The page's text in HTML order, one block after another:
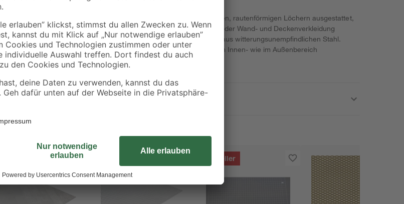
Dieses Streckmetall der Marke Alfer ist mit kleinen, rautenförmigen Löchern ausgestattet,
durch welche das Blech optimal als Putzträger oder Wand- und Deckenverkleidung
eingesetzt werden kann. Gefertigt ist das Gitter aus witterungsunempfindlichen Stahl.
Dadurch ist die Verwendung des Werkstückes im Innen- wie im Außenbereich
unproblematisch.
Bestseller